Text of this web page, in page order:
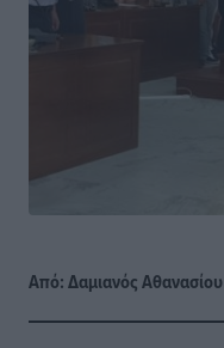
Από:Δαμιανός Αθανασίου